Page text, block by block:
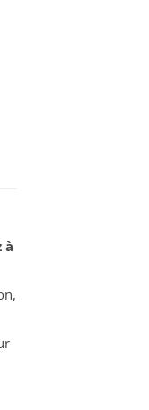
à